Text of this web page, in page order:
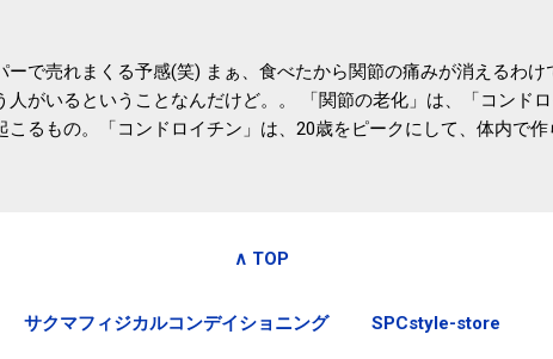
ーで売れまくる予感(笑) まぁ、食べたから関節の痛みが消えるわ
人がいるということなんだけど。。 「関節の老化」は、「コンド
こるもの。「コンドロイチン」は、20歳をピークにして、体内で作
食生活で「コンドロイチン」を補うことが大切。そして「コンド
パックでコンドロイチン補給 | セルフドクターニュース 賞味期限は
た」は、 ・賞味期限ギリギリで食べる。 ・白い泡が全体に行き渡
∧ TOP
サクマフィジカルコンデイショニング SPCstyle-store